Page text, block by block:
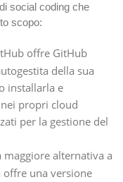
social coding che
scopo:
offre GitHub
della sua
installarla e
propri cloud
per la gestione del
maggiore alternativa a
una versione